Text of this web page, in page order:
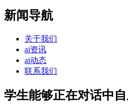
新闻导航
关于我们
ai资讯
ai动态
联系我们
学生能够正在对话中